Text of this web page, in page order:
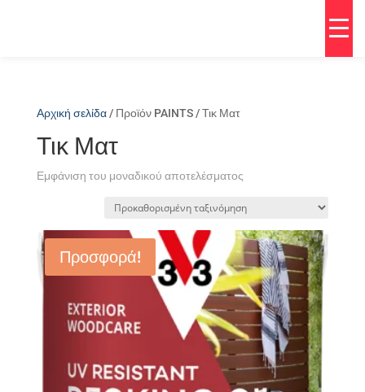
Αρχική σελίδα/ Προϊόν PAINTS / Τικ Ματ
Τικ Ματ
Εμφάνιση του μοναδικού αποτελέσματος
Προσφορά!